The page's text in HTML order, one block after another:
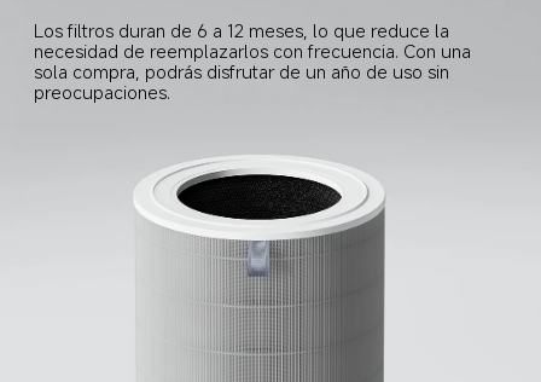
Los filtros duran de 6 a 12 meses, lo que reduce la
necesidad de reemplazarlos con frecuencia. Con una
sola compra, podrás disfrutar de un año de uso sin
preocupaciones.